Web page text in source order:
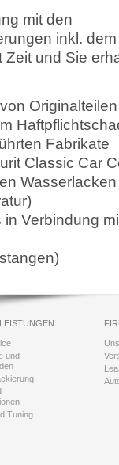
mit den
inkl.
und Sie
Fabrikate
Classic Car
Wasserlacken
Verbindung
und
Tuning